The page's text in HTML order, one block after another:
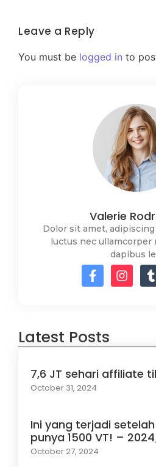
Leave a Reply
You must be logged in to
Valerie
Dolor sit amet,
luctus nec ullamcorper
dapibus
Latest Posts
7,6 JT sehari affiliate
October 31, 2024
Ini yang terjadi
punya 1500 VT! –
October 27, 2024